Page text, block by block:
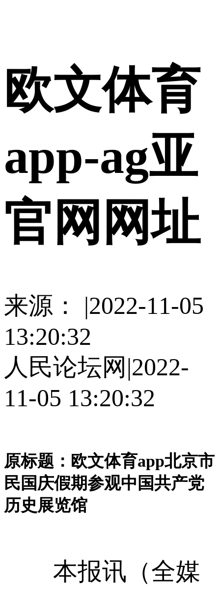
登录
欧文体育
app-ag亚
官网网址
来源： |2022-11-05
13:20:32
人民论坛网|2022-
11-05 13:20:32
原标题：欧文体育app北京市
民国庆假期参观中国共产党
历史展览馆
本报讯（全媒